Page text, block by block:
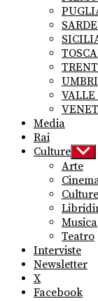
VALLE
Media
Rai
Culture Show
sub
menu
Arte
Culture
Musica
Teatro
Interviste
Newsletter
X
Facebook